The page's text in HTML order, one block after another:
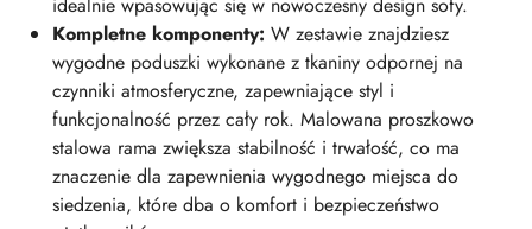
Kompletne komponenty: W zestawie znajdziesz
wygodne poduszki wykonane z tkaniny odpornej na
czynniki atmosferyczne, zapewniające styl i
funkcjonalność przez cały rok. Malowana proszkowo
stalowa rama zwiększa stabilność i trwałość, co ma
znaczenie dla zapewnienia wygodnego miejsca do
siedzenia, które dba o komfort i bezpieczeństwo